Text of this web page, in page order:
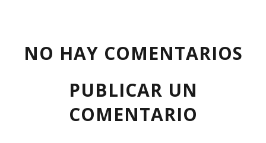
NO HAY COMENTARIOS
PUBLICAR UN
COMENTARIO